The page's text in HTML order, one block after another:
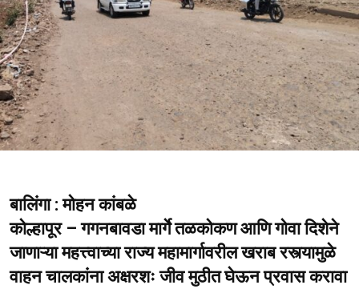
बालिंगा : मोहन कांबळे
कोल्हापूर – गगनबावडा मार्गे तळकोकण आणि गोवा दिशेने
जाणाऱ्या महत्त्वाच्या राज्य महामार्गावरील खराब रस्त्यामुळे
वाहन चालकांना अक्षरशः जीव मुठीत घेऊन प्रवास करावा